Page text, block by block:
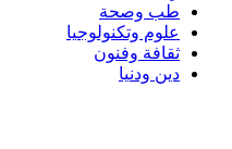
طب وصحة
علوم وتكنولوجيا
ثقافة وفنون
دين ودنيا